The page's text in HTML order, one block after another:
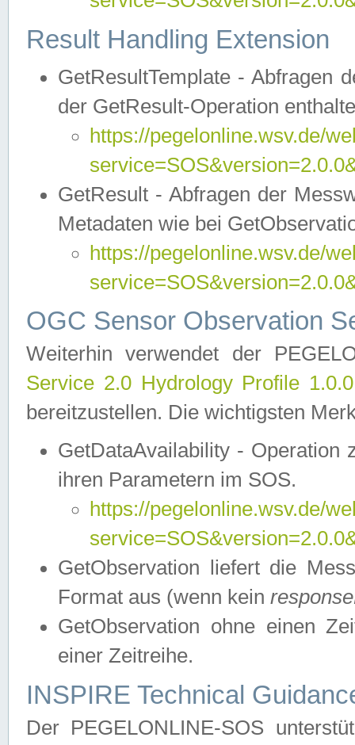
Result Handling Extension
GetResultTemplate - Abfragen
der GetResult-Operation
https://pegelonline.wsv.de/
GetResult - Abfragen der
Metadaten wie bei
https://pegelonline.wsv.de/
OGC Sensor Observation
Weiterhin verwendet der
Service 2.0 Hydrology Profile
bereitzustellen. Die wichtigsten
GetDataAvailability - Operation
ihren Parametern im SOS.
https://pegelonline.wsv.de/
GetObservation liefert die
Format aus (wenn kein
GetObservation ohne einen
einer Zeitreihe.
INSPIRE Technical
Der PEGELONLINE-SOS